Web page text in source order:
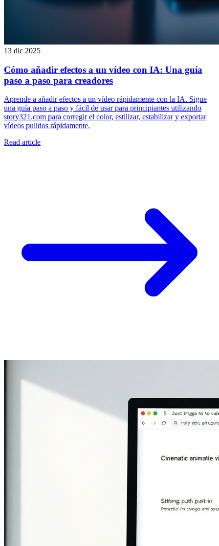
13 dic 2025
Cómo añadir efectos a un vídeo con IA: Una guía
paso a paso para creadores
Aprende a añadir efectos a un vídeo rápidamente con la IA. Sigue
una guía paso a paso y fácil de usar para principiantes utilizando
story321.com para corregir el color, estilizar, estabilizar y exportar
vídeos pulidos rápidamente.
Read article